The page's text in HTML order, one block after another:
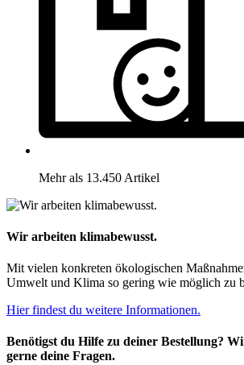
Mehr als 13.450 Artikel
Wir arbeiten klimabewusst.
Mit vielen konkreten ökologischen
Umwelt und Klima so gering wie möglich zu
Hier findest du weitere Informationen.
Benötigst du Hilfe zu deiner Bestellung?
gerne deine Fragen.